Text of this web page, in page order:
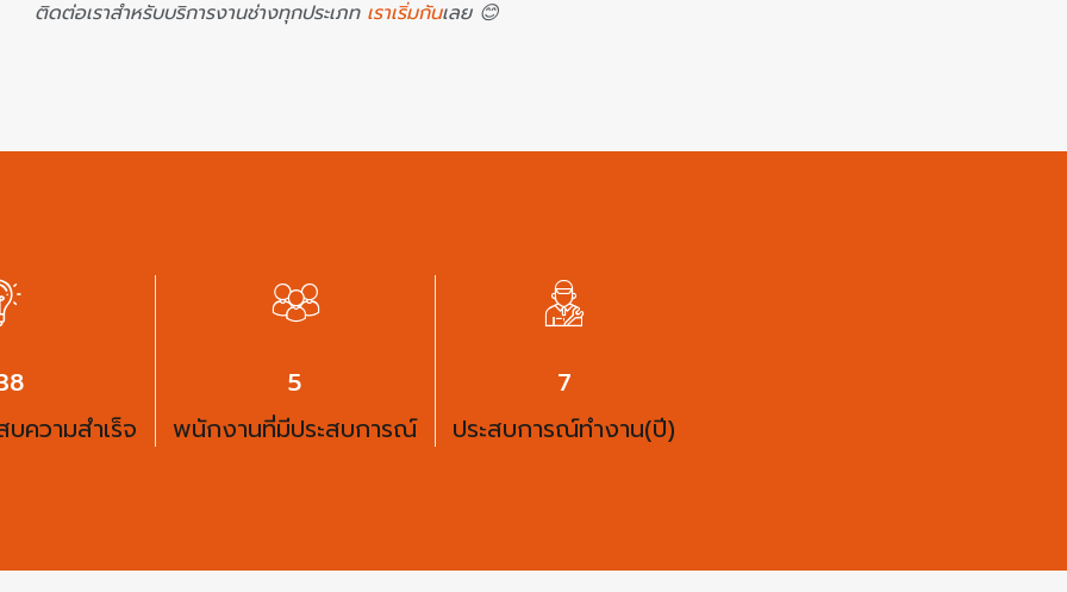
ติดต่อเราสำหรับบริการงานช่างทุกประเภท เราเริ่มกันเลย 😊
บความสำเร็จ
6
พนักงานที่มีประสบการณ์
10
ประสบการณ์ทำงาน(ปี)